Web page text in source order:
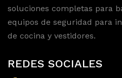
soluciones completas para
equipos de seguridad para
de cocina y vestidores.
REDES SOCIALES